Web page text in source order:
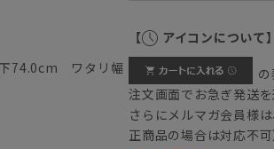
74.0cm ワタリ幅
【 アイコンについて】
の
注文画面でお急ぎ発送を
さらにメルマガ会員様
正商品の場合は対応不可